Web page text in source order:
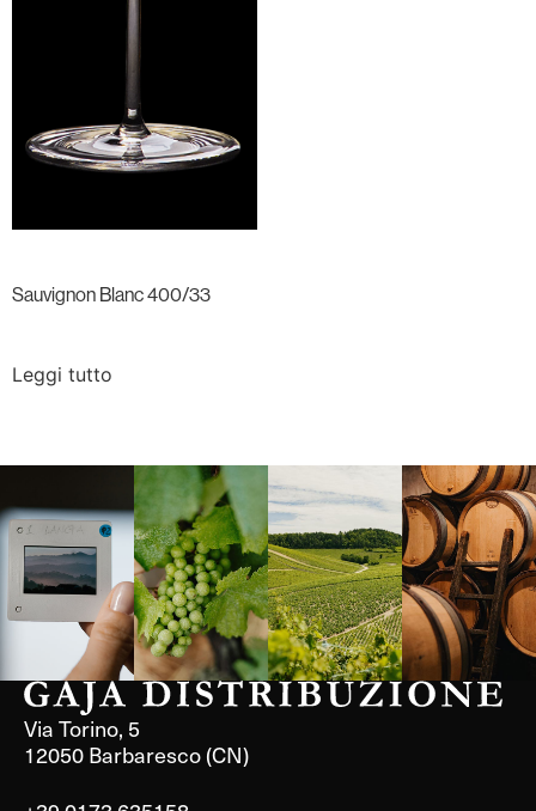
Sauvignon Blanc 400/33
Leggi tutto
Borgogna,
Francia
Borgogna,
Francia
Instagram
Via Torino, 5
12050 Barbaresco (CN)